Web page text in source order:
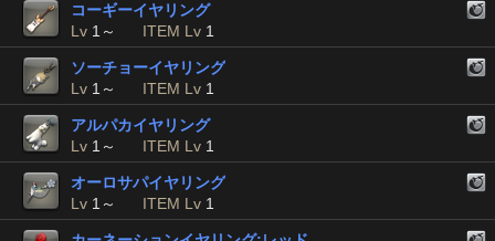
コーギーイヤリング
Lv 1～ ITEM Lv 1
ソーチョーイヤリング
Lv 1～ ITEM Lv 1
アルパカイヤリング
Lv 1～ ITEM Lv 1
オーロサパイヤリング
Lv 1～ ITEM Lv 1